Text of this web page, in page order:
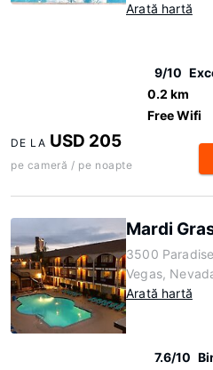
Arată hartă
9/10
0.2 km
Free Wifi
DE LA USD 205
pe cameră / pe noapte
Mardi
3500
Vegas,
Arată hartă
7.6/10